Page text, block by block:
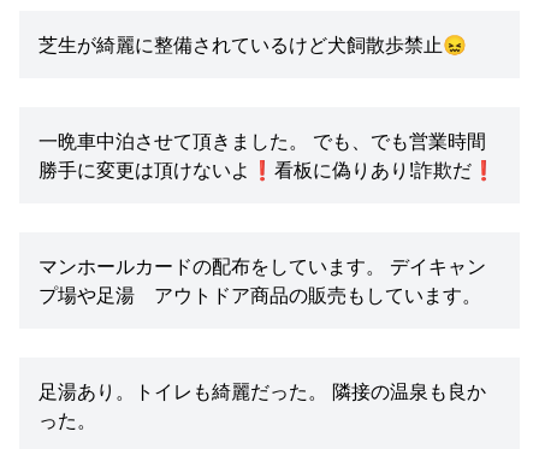
芝生が綺麗に整備されているけど犬飼散歩禁止😖
一晩車中泊させて頂きました。 でも、でも営業時間
勝手に変更は頂けないよ❗️看板に偽りあり!詐欺だ❗️
マンホールカードの配布をしています。 デイキャン
プ場や足湯 アウトドア商品の販売もしています。
足湯あり。トイレも綺麗だった。 隣接の温泉も良か
った。